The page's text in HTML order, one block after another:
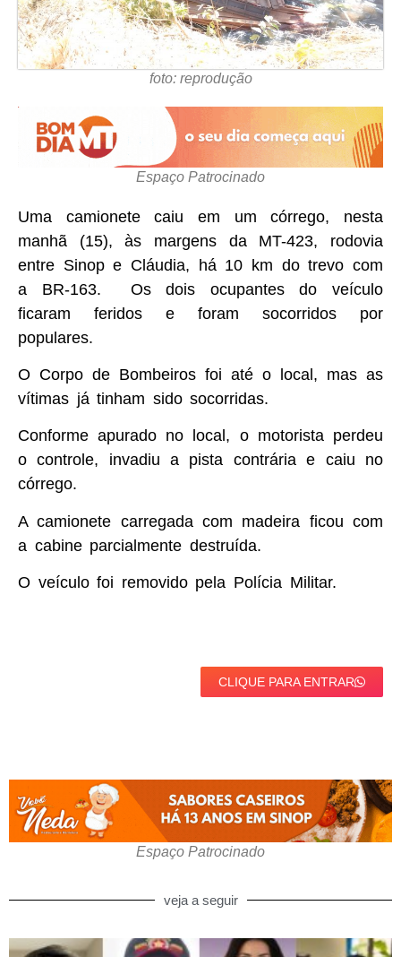
foto: reprodução
Espaço Patrocinado
Uma camionete caiu em um córrego, nesta
manhã (15), às margens da MT-423, rodovia
entre Sinop e Cláudia, há 10 km do trevo com
a BR-163. Os dois ocupantes do veículo
ficaram feridos e foram socorridos por
populares.
O Corpo de Bombeiros foi até o local, mas as
vítimas já tinham sido socorridas.
Conforme apurado no local, o motorista perdeu
o controle, invadiu a pista contrária e caiu no
córrego.
A camionete carregada com madeira ficou com
a cabine parcialmente destruída.
O veículo foi removido pela Polícia Militar.
CLIQUE PARA ENTRAR
Espaço Patrocinado
veja a seguir